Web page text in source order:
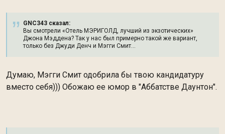
GNC343 сказал:
Вы смотрели «Отель МЭРИГОЛД, лучший из экзотических»
Джона Мэддена? Так у нас был примерно такой же вариант,
только без Джуди Денч и Мэгги Смит…
Думаю, Мэгги Смит одобрила бы твою кандидатуру
вместо себя))) Обожаю ее юмор в "Аббатстве Даунтон".